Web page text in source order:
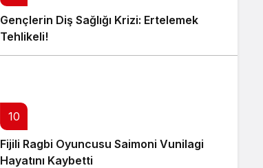
Gençlerin Diş Sağlığı Krizi: Ertelemek
Tehlikeli!
10
Fijili Ragbi Oyuncusu Saimoni Vunilagi
Hayatını Kaybetti